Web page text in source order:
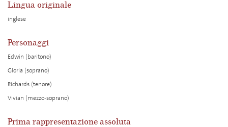
Lingua originale
inglese
Personaggi
Edwin (baritono)
Gloria (soprano)
Richards (tenore)
Vivian (mezzo-soprano)
Prima rappresentazione assoluta